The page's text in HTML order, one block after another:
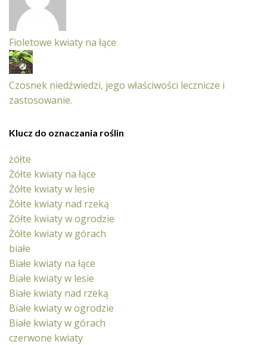
Fioletowe kwiaty na łące
Czosnek niedźwiedzi, jego właściwości lecznicze i
zastosowanie.
Klucz do oznaczania roślin
żółte
Żółte kwiaty na łące
Żółte kwiaty w lesie
Żółte kwiaty nad rzeką
Żółte kwiaty w ogrodzie
Żółte kwiaty w górach
białe
Białe kwiaty na łące
Białe kwiaty w lesie
Białe kwiaty nad rzeką
Białe kwiaty w ogrodzie
Białe kwiaty w górach
czerwone kwiaty